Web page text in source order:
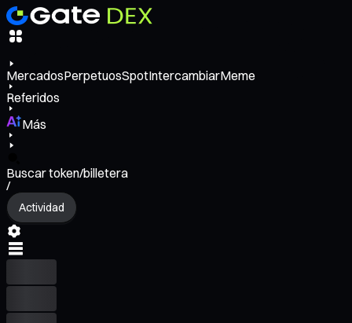
MercadosPerpetuosSpotIntercambiarMeme
Referidos
Más
Buscar token/billetera
/
Actividad